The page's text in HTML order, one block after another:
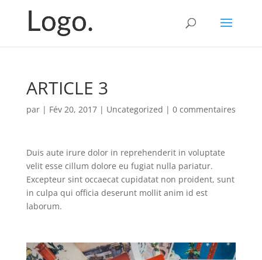
ARTICLE 3
par | Fév 20, 2017| Uncategorized | 0 commentaires
Duis aute irure dolor in reprehenderit in voluptate
velit esse cillum dolore eu fugiat nulla pariatur.
Excepteur sint occaecat cupidatat non proident, sunt
in culpa qui officia deserunt mollit anim id est
laborum.